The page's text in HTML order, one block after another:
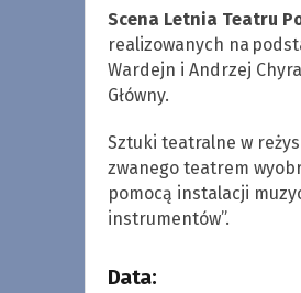
Scena Letnia Teatru
realizowanych na
Wardejn i Andrzej
Główny.
Sztuki teatralne w
zwanego teatrem
pomocą instalacji
instrumentów”.
Data: